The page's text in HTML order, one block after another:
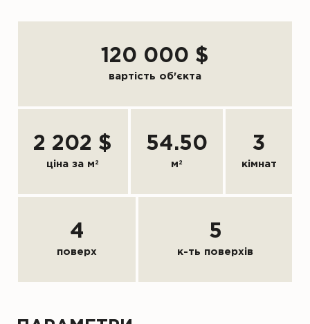
120 000 $
вартість об'єкта
2 202 $
ціна за м 2
54.50
м 2
3
кімнат
4
поверх
5
к-ть поверхів